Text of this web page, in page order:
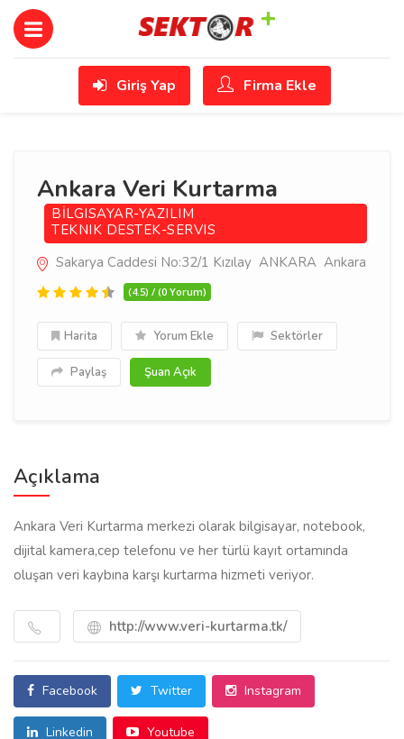
Giriş Yap Firma Ekle
Ankara Veri Kurtarma
BİLGISAYAR-YAZILIM
TEKNIK DESTEK-SERVIS
Sakarya Caddesi No:32/1 Kızılay  ANKARA Ankara
(4.5) / (0 Yorum)
Harita Yorum Ekle Sektörler
Paylaş Şuan Açık
Açıklama
Ankara Veri Kurtarma merkezi olarak bilgisayar, notebook,
dijital kamera,cep telefonu ve her türlü kayıt ortamında
oluşan veri kaybına karşı kurtarma hizmeti veriyor.
http://www.veri-kurtarma.tk/
Facebook Twitter Instagram
Linkedin Youtube